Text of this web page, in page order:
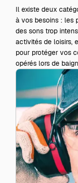
Il existe deux
à vos besoins : les
des sons trop
activités de loisirs,
pour protéger vos
opérés lors de